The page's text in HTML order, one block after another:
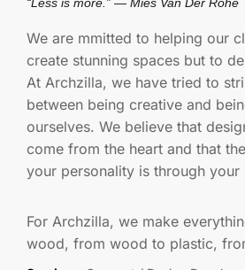
We are mmitted to helping our
create stunning spaces but to
At Archzilla, we have tried to
between being creative and
ourselves. We believe that
come from the heart and that
your personality is through your
For Archzilla, we make
wood, from wood to plastic,